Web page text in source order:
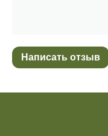
Написать отзыв